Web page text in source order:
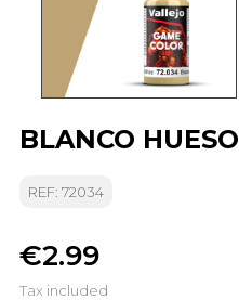
BLANCO HUESO
REF: 72034
€2.99
Tax included